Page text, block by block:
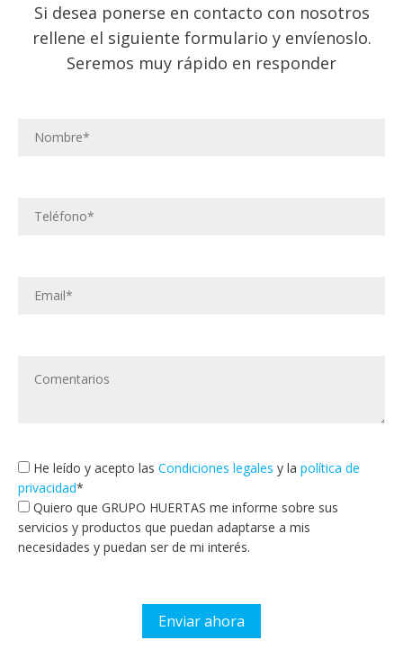
Si desea ponerse en contacto con nosotros
rellene el siguiente formulario y envíenoslo.
Seremos muy rápido en responder
He leído y acepto las Condiciones legales y la política de
privacidad*
Quiero que GRUPO HUERTAS me informe sobre sus
servicios y productos que puedan adaptarse a mis
necesidades y puedan ser de mi interés.